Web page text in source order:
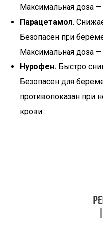
Максимальная доза —
Парацетамол.
Безопасен при
Максимальная доза —
Нурофен. Быстро
Безопасен для
противопоказан при
крови.